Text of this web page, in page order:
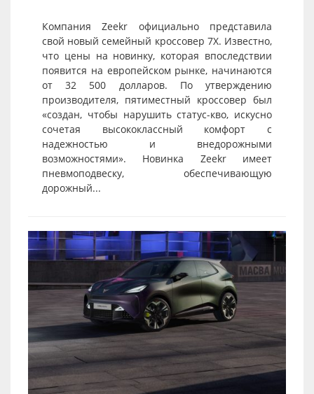
Компания Zeekr официально представила
свой новый семейный кроссовер 7X. Известно,
что цены на новинку, которая впоследствии
появится на европейском рынке, начинаются
от 32 500 долларов. По утверждению
производителя, пятиместный кроссовер был
«создан, чтобы нарушить статус-кво, искусно
сочетая высококлассный комфорт с
надежностью и внедорожными
возможностями». Новинка Zeekr имеет
пневмоподвеску, обеспечивающую
дорожный...